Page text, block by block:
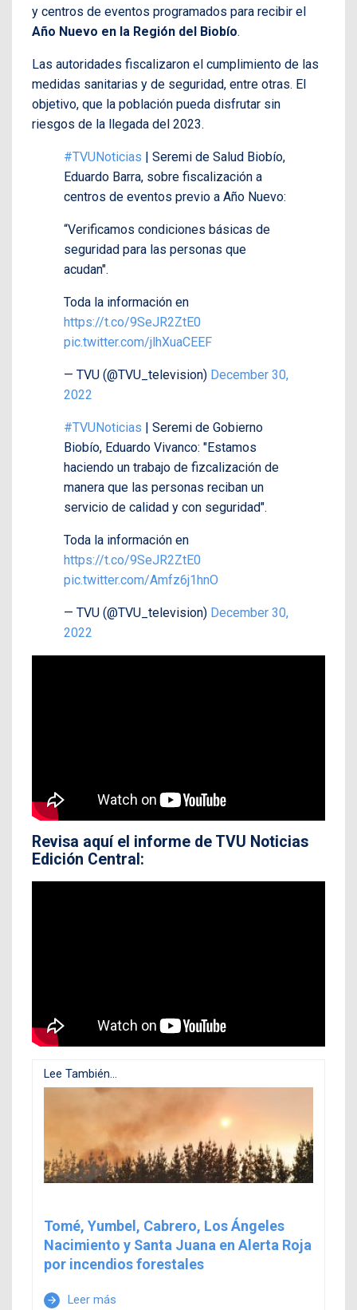
y centros de eventos programados para recibir el
Año Nuevo en la Región del Biobío.
Las autoridades fiscalizaron el cumplimiento de las
medidas sanitarias y de seguridad, entre otras. El
objetivo, que la población pueda disfrutar sin
riesgos de la llegada del 2023.
#TVUNoticias | Seremi de Salud Biobío,
Eduardo Barra, sobre fiscalización a
centros de eventos previo a Año Nuevo:
“Verificamos condiciones básicas de
seguridad para las personas que
acudan".
Toda la información en
https://t.co/9SeJR2ZtE0
pic.twitter.com/jlhXuaCEEF
— TVU (@TVU_television) December 30,
2022
#TVUNoticias | Seremi de Gobierno
Biobío, Eduardo Vivanco: "Estamos
haciendo un trabajo de fizcalización de
manera que las personas reciban un
servicio de calidad y con seguridad".
Toda la información en
https://t.co/9SeJR2ZtE0
pic.twitter.com/Amfz6j1hnO
— TVU (@TVU_television) December 30,
2022
Revisa aquí el informe de TVU Noticias
Edición Central:
Lee También...
Tomé, Yumbel, Cabrero, Los Ángeles
Nacimiento y Santa Juana en Alerta Roja
por incendios forestales
arrow_forward Leer más